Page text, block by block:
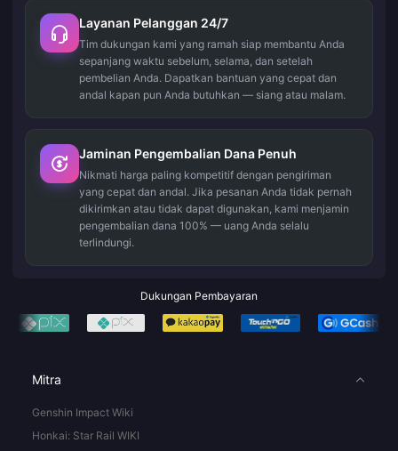
Layanan Pelanggan 24/7
Tim dukungan kami yang ramah siap membantu Anda
sepanjang waktu sebelum, selama, dan setelah
pembelian Anda. Dapatkan bantuan yang cepat dan
andal kapan pun Anda butuhkan — siang atau malam.
Jaminan Pengembalian Dana Penuh
Nikmati harga paling kompetitif dengan pengiriman
yang cepat dan andal. Jika pesanan Anda tidak pernah
dikirimkan atau tidak dapat digunakan, kami menjamin
pengembalian dana 100% — uang Anda selalu
terlindungi.
Dukungan Pembayaran
Mitra
Genshin Impact Wiki
Honkai: Star Rail WIKI